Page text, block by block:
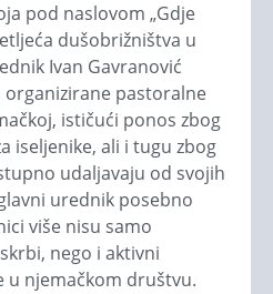
pod naslovom „Gdje
dušobrižništva u
Ivan Gavranović
pastoralne
ističući ponos zbog
iseljenike, ali i tugu zbog
udaljavaju od svojih
urednik posebno
više nisu samo
nego i aktivni
u njemačkom društvu.